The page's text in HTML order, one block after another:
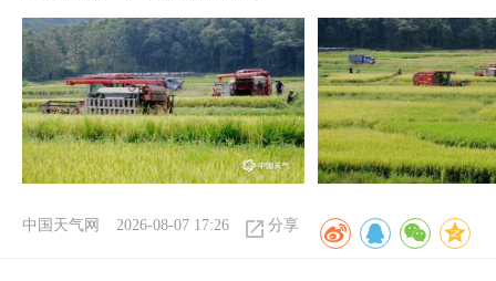
中国天气网 2026-08-07 17:26 分享